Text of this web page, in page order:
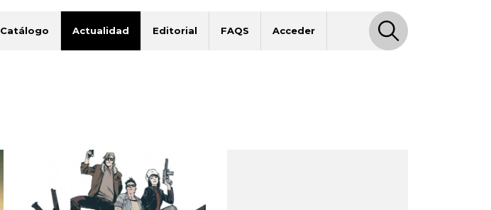
Catálogo Actualidad Editorial FAQS Acceder